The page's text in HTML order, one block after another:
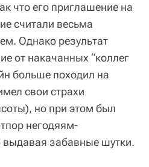
что его приглашение на
считали весьма
Однако результат
от накачанных “коллег
больше походил на
свои страхи
но при этом был
негодяям-
выдавая забавные шутки.